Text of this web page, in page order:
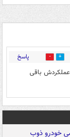
0 پاسخ
عملکردش باقی